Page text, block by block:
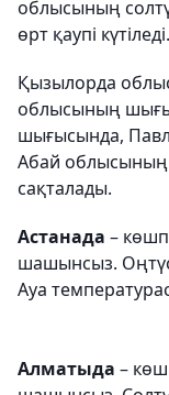
облысының
өрт қаупі күтіледі.
Қызылорда
облысының
шығысында,
Абай облысының
сақталады.
Астанада –
шашынсыз.
Ауа
Алматыда –